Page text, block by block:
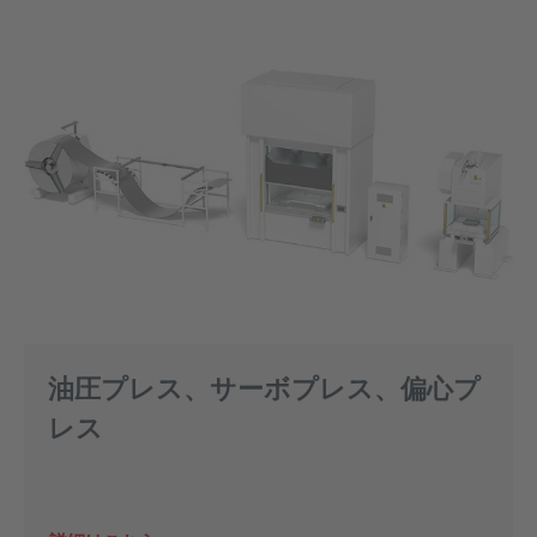
油圧プレス、サーボプレス、偏心プ
レス